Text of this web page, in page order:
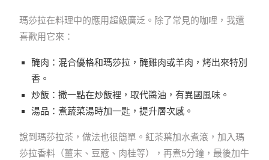
瑪莎拉在料理中的應用超級廣泛。除了常見的咖哩，我還
喜歡用它來：
醃肉：混合優格和瑪莎拉，醃雞肉或羊肉，烤出來特別
香。
炒飯：撒一點在炒飯裡，取代醬油，有異國風味。
湯品：煮蔬菜湯時加一匙，提升層次感。
說到瑪莎拉茶，做法也很簡單。紅茶葉加水煮滾，加入瑪
莎拉香料（薑末、豆蔻、肉桂等），再煮5分鐘，最後加牛